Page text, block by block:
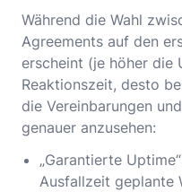
Während die Wahl
Agreements auf den
erscheint (je höher die
Reaktionszeit, desto
die Vereinbarungen
genauer anzusehen:
„Garantierte
Ausfallzeit geplante